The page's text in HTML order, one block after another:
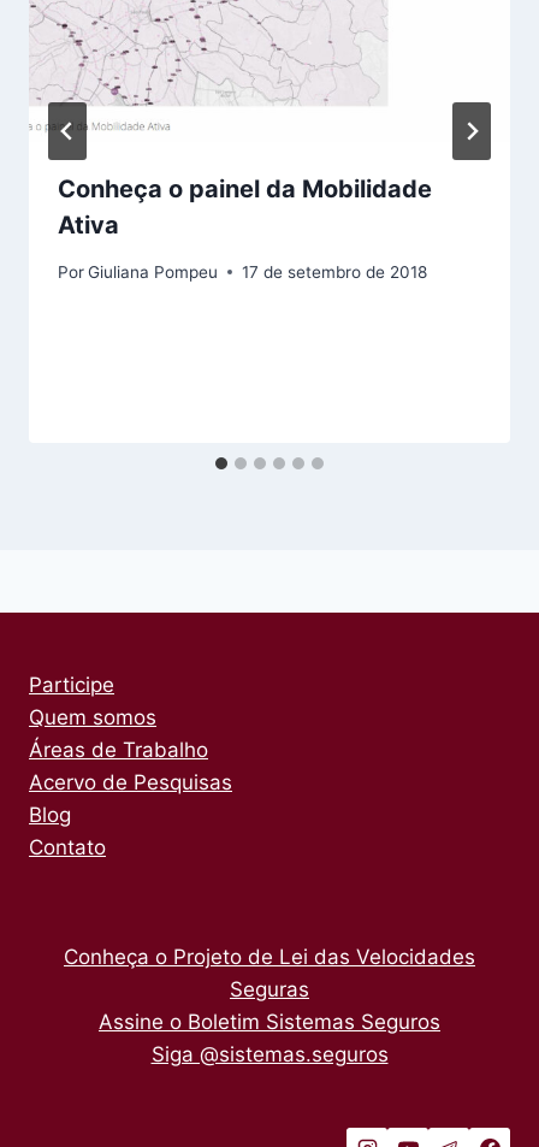
Conheça o painel da Mobilidade
Ativa
PorGiuliana Pompeu 17 de setembro de 2018
Participe
Quem somos
Áreas de Trabalho
Acervo de Pesquisas
Blog
Contato
Conheça o Projeto de Lei das Velocidades
Seguras
Assine o Boletim Sistemas Seguros
Siga @sistemas.seguros